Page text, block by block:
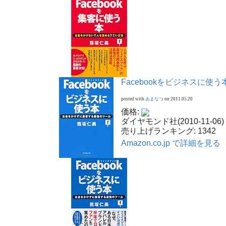
Facebookをビジネスに使う
posted with あまなつ on 2011.05.20
価格:
ダイヤモンド社(2010-11-06)
売り上げランキング: 1342
Amazon.co.jp で詳細を見る